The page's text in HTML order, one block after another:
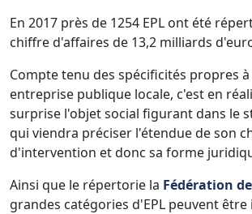
En 2017 près de 1254 EPL ont été
chiffre d'affaires de 13,2 milliards
Compte tenu des spécificités propres
entreprise publique locale, c'est en
surprise l'objet social figurant dans le
qui viendra préciser l'étendue de son
d'intervention et donc sa forme
Ainsi que le répertorie la Fédération
grandes catégories d'EPL peuvent être